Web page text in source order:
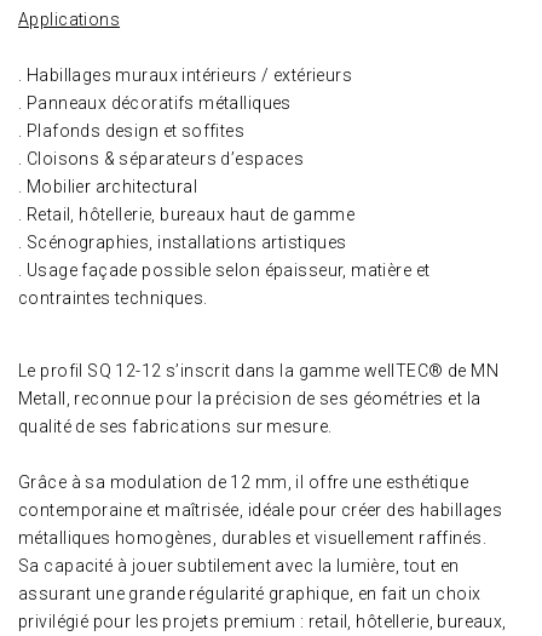
Applications
. Habillages muraux intérieurs / extérieurs
. Panneaux décoratifs métalliques
. Plafonds design et soffites
. Cloisons & séparateurs d’espaces
. Mobilier architectural
. Retail, hôtellerie, bureaux haut de gamme
. Scénographies, installations artistiques
. Usage façade possible selon épaisseur, matière et
contraintes techniques.
Le profil SQ 12-12 s’inscrit dans la gamme wellTEC® de MN
Metall, reconnue pour la précision de ses géométries et la
qualité de ses fabrications sur mesure.
Grâce à sa modulation de 12 mm, il offre une esthétique
contemporaine et maîtrisée, idéale pour créer des habillages
métalliques homogènes, durables et visuellement raffinés.
Sa capacité à jouer subtilement avec la lumière, tout en
assurant une grande régularité graphique, en fait un choix
privilégié pour les projets premium : retail, hôtellerie, bureaux,